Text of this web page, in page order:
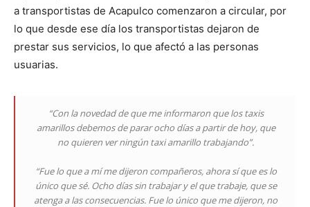
a transportistas de Acapulco comenzaron a circular, por
lo que desde ese día los transportistas dejaron de
prestar sus servicios, lo que afectó a las personas
usuarias.
“Con la novedad de que me informaron que los taxis
amarillos debemos de parar ocho días a partir de hoy, que
no quieren ver ningún taxi amarillo trabajando”.
“Fue lo que a mí me dijeron compañeros, ahora sí que es lo
único que sé. Ocho días sin trabajar y el que trabaje, que se
atenga a las consecuencias. Fue lo único que me dijeron, no